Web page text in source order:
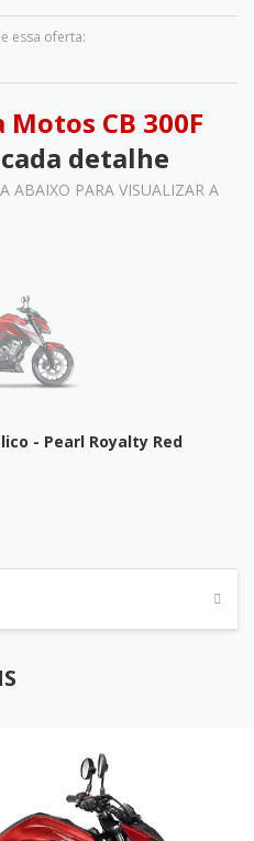
essa oferta:
Motos CB 300F
detalhe
ABAIXO PARA VISUALIZAR A
- Pearl Royalty Red